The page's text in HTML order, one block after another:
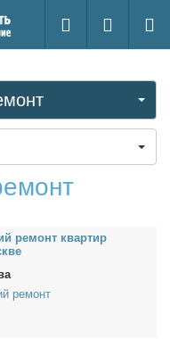
Поиск
Вход на
ре­монт квар­тир
ремонт